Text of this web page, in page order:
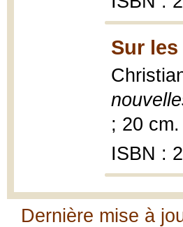
Sur les
; 20 cm.
ISBN :
Dernière mise à